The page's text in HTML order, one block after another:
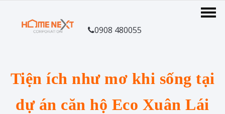
0908 480055
Tiện ích như mơ khi sống tại
dự án căn hộ Eco Xuân Lái